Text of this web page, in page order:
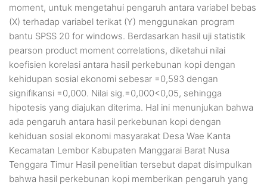
moment, untuk mengetahui pengaruh antara variabel bebas
(X) terhadap variabel terikat (Y) menggunakan program
bantu SPSS 20 for windows. Berdasarkan hasil uji statistik
pearson product moment correlations, diketahui nilai
koefisien korelasi antara hasil perkebunan kopi dengan
kehidupan sosial ekonomi sebesar =0,593 dengan
signifikansi =0,000. Nilai sig.=0,000<0,05, sehingga
hipotesis yang diajukan diterima. Hal ini menunjukan bahwa
ada pengaruh antara hasil perkebunan kopi dengan
kehiduan sosial ekonomi masyarakat Desa Wae Kanta
Kecamatan Lembor Kabupaten Manggarai Barat Nusa
Tenggara Timur Hasil penelitian tersebut dapat disimpulkan
bahwa hasil perkebunan kopi memberikan pengaruh yang